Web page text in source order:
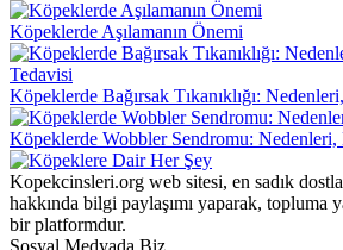
Köpeklerde Aşılamanın Önemi
Köpeklerde Bağırsak Tıkanıklığı:
Köpeklerde Wobbler Sendromu:
Kopekcinsleri.org web sitesi, en sadık
hakkında bilgi paylaşımı yaparak, topluma
bir platformdur.
Sosyal Medyada Biz